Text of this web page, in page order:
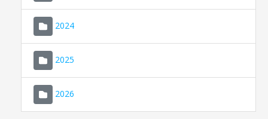
2024
2025
2026